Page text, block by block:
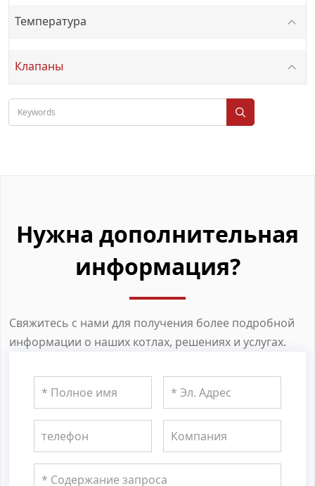
Температура
Клапаны
Нужна дополнительная
информация?
Свяжитесь с нами для получения более подробной
информации о наших котлах, решениях и услугах.